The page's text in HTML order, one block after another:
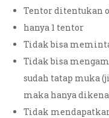
Tentor ditentukan
hanya 1 tentor
Tidak bisa
Tidak bisa
sudah tatap muka
maka hanya
Tidak